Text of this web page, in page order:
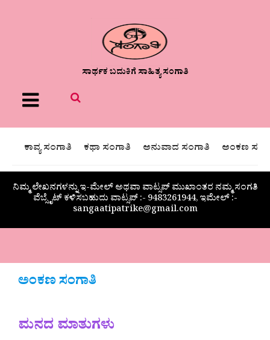
ಸಾರ್ಥಕ ಬದುಕಿಗೆ ಸಾಹಿತ್ಯ ಸಂಗಾತಿ
Menu
ಕಾವ್ಯ ಸಂಗಾತಿ ಕಥಾ ಸಂಗಾತಿ ಅನುವಾದ ಸಂಗಾತಿ ಅಂಕಣ
ನಿಮ್ಮ ಲೇಖನಗಳನ್ನು ಇ-ಮೇಲ್ ಅಥವಾ ವಾಟ್ಸಪ್ ಮುಖಾಂತರ ನಮ್ಮ ಸಂಗತಿ
ವೆಬ್ಸೈಟ್ ಕಳಿಸಬಹುದು ವಾಟ್ಸಪ್‌ :- 9483261944, ಇಮೇಲ್ :-
sangaatipatrike@gmail.com
ಅಂಕಣ ಸಂಗಾತಿ
ಮನದ ಮಾತುಗಳು